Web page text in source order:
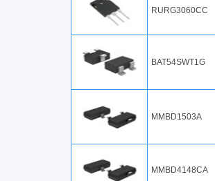
RURG3060CC
BAT54SWT1G
MMBD1503A
MMBD4148CA